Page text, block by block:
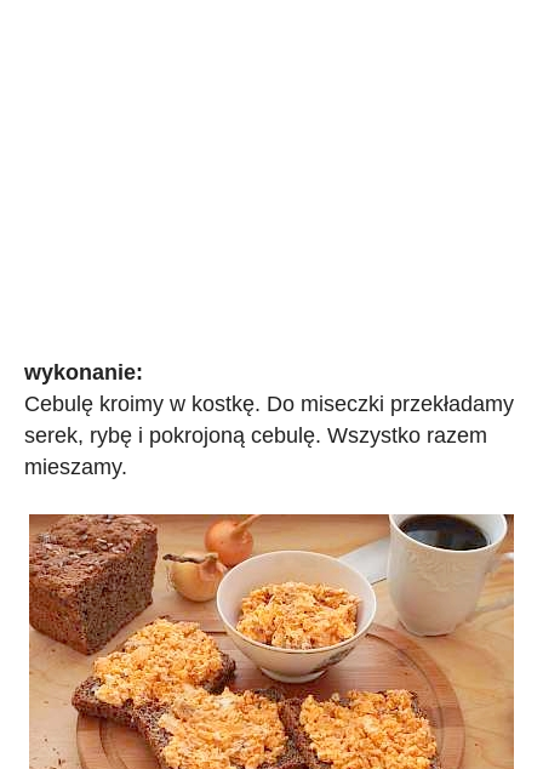
wykonanie:
Cebulę kroimy w kostkę. Do miseczki przekładamy
serek, rybę i pokrojoną cebulę. Wszystko razem
mieszamy.